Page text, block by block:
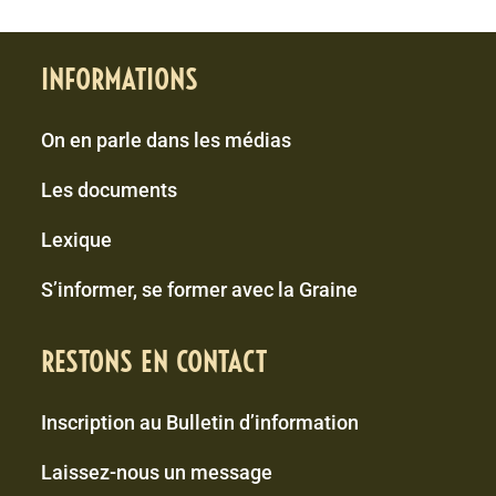
INFORMATIONS
On en parle dans les médias
Les documents
Lexique
S’informer, se former avec la Graine
RESTONS EN CONTACT
Inscription au Bulletin d’information
Laissez-nous un message